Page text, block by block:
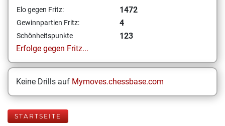
Elo gegen Fritz: 1472
Gewinnpartien Fritz: 4
Schönheitspunkte
123
Erfolge gegen Fritz...
Keine Drills auf Mymoves.chessbase.com
STARTSEITE